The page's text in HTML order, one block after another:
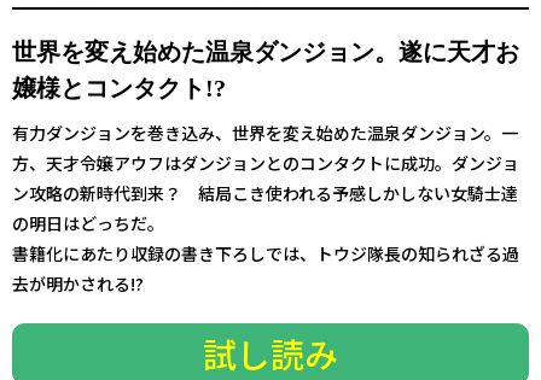
世界を変え始めた温泉ダンジョン。遂に天才お
嬢様とコンタクト!?
有力ダンジョンを巻き込み、世界を変え始めた温泉ダンジョン。一
方、天才令嬢アウフはダンジョンとのコンタクトに成功。ダンジョ
ン攻略の新時代到来？ 結局こき使われる予感しかしない女騎士達
の明日はどっちだ。
書籍化にあたり収録の書き下ろしでは、トウジ隊長の知られざる過
去が明かされる――!?
試し読み